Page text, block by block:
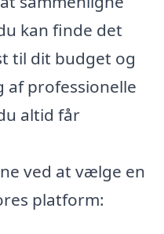
kan finde det
til dit budget og
af professionelle
altid får
ved at vælge en
platform: